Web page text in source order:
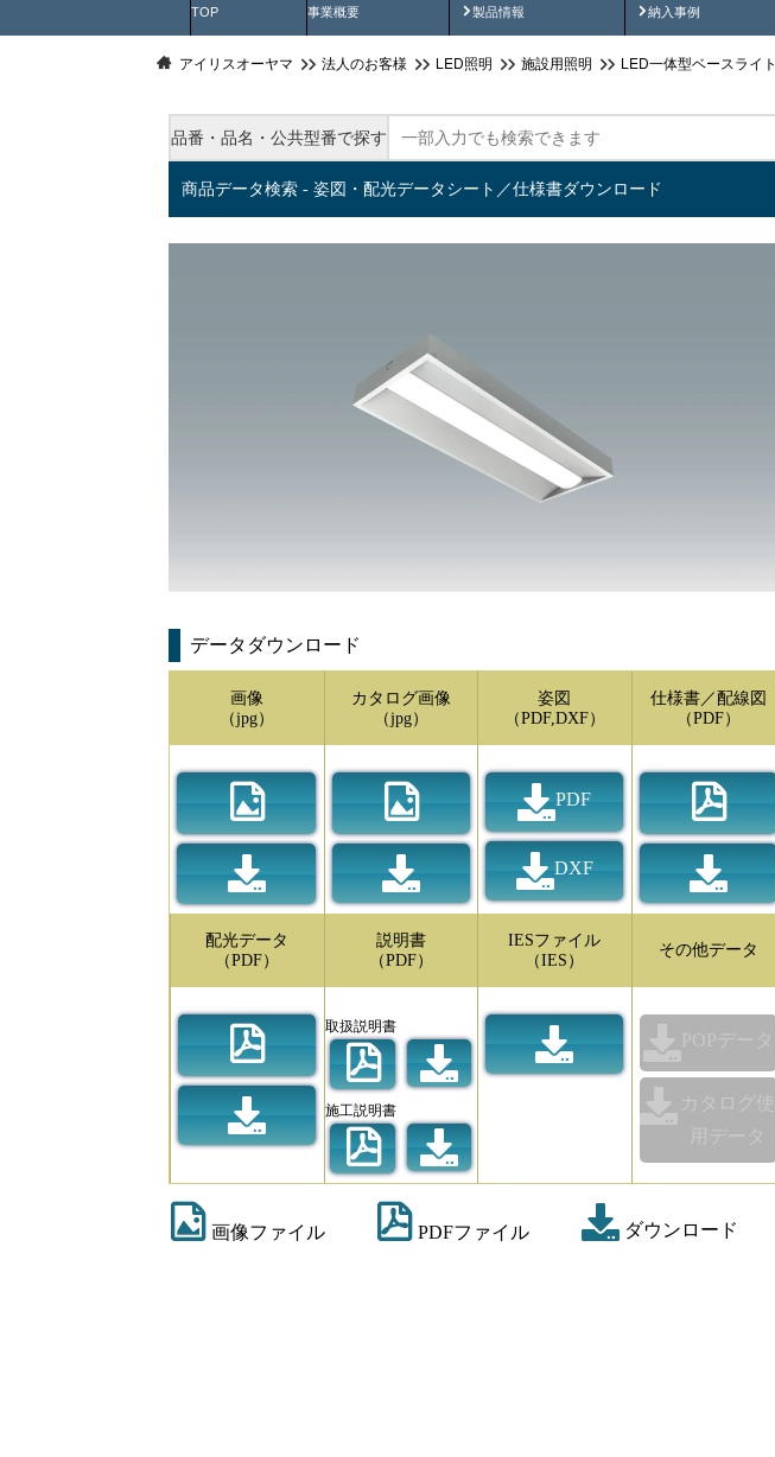
TOP 事業概要 製品情報
製品動画 納入事例
納入事例動画
アイリスオーヤマ 法人のお客様 LED照明 施設用照明 LED一体型ベースライト
品番・品名・公共型番で探す
商品データ検索 - 姿図・配光データシート／仕様書ダウンロード
データダウンロード
画像
（jpg）
カタログ画像
（jpg）
姿図
（PDF,DXF）
PDF
DXF
仕様書／配線図
（PDF）
配光データ
（PDF）
説明書
（PDF）
取扱説明書
施工説明書
IESファイル
（IES）
その他データ
POPデータ
カタログ使
用データ
画像ファイル PDFファイル ダウンロード